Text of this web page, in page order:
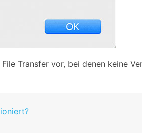
Transfer vor, bei denen keine